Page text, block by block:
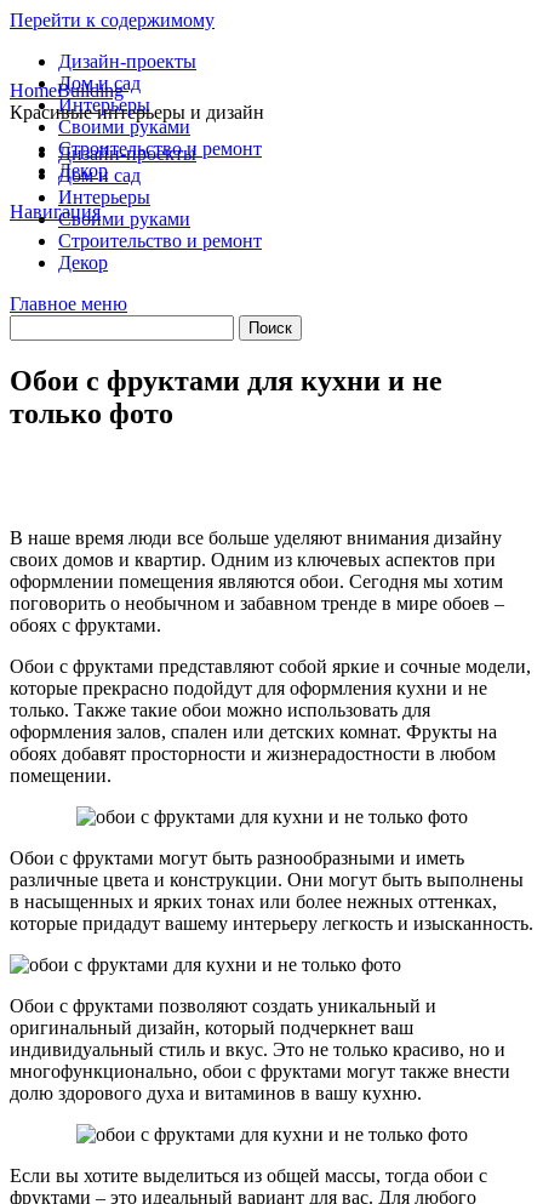
Перейти к содержимому
Дизайн-проекты
Дом и сад
Интерьеры
Своими руками
Строительство и ремонт
Декор
Навигация
HomeBuilding
Красивые интерьеры и дизайн
Дизайн-проекты
Дом и сад
Интерьеры
Своими руками
Строительство и ремонт
Декор
Главное меню
Обои с фруктами для кухни и не
только фото
В наше время люди все больше уделяют внимания дизайну
своих домов и квартир. Одним из ключевых аспектов при
оформлении помещения являются обои. Сегодня мы хотим
поговорить о необычном и забавном тренде в мире обоев –
обоях с фруктами.
Обои с фруктами представляют собой яркие и сочные модели,
которые прекрасно подойдут для оформления кухни и не
только. Также такие обои можно использовать для
оформления залов, спален или детских комнат. Фрукты на
обоях добавят просторности и жизнерадостности в любом
помещении.
Обои с фруктами могут быть разнообразными и иметь
различные цвета и конструкции. Они могут быть выполнены
в насыщенных и ярких тонах или более нежных оттенках,
которые придадут вашему интерьеру легкость и изысканность.
Обои с фруктами позволяют создать уникальный и
оригинальный дизайн, который подчеркнет ваш
индивидуальный стиль и вкус. Это не только красиво, но и
многофункционально, обои с фруктами могут также внести
долю здорового духа и витаминов в вашу кухню.
Если вы хотите выделиться из общей массы, тогда обои с
фруктами – это идеальный вариант для вас. Для любого